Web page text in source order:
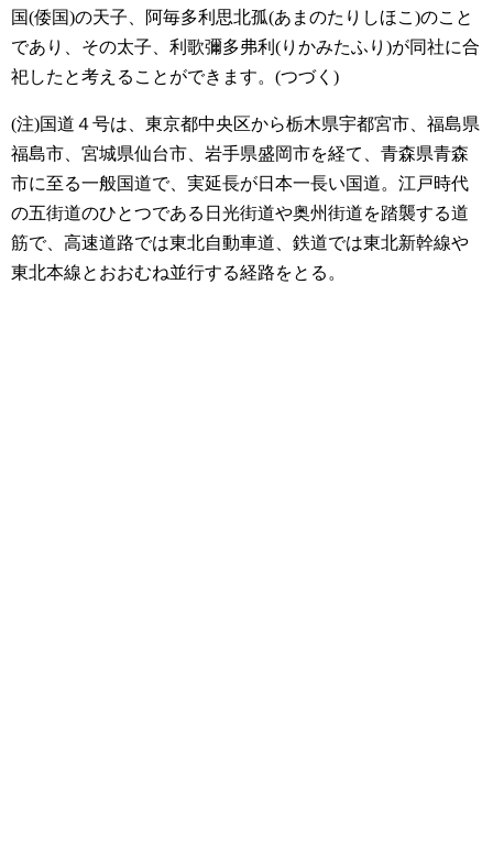
国(倭国)の天子、阿毎多利思北孤(あまのたりしほこ)のこと
であり、その太子、利歌彌多弗利(りかみたふり)が同社に合
祀したと考えることができます。(つづく)
(注)国道４号は、東京都中央区から栃木県宇都宮市、福島県
福島市、宮城県仙台市、岩手県盛岡市を経て、青森県青森
市に至る一般国道で、実延長が日本一長い国道。江戸時代
の五街道のひとつである日光街道や奥州街道を踏襲する道
筋で、高速道路では東北自動車道、鉄道では東北新幹線や
東北本線とおおむね並行する経路をとる。